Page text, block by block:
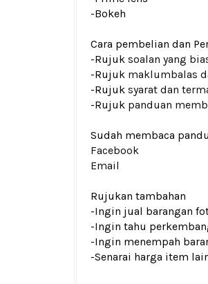
-Bokeh
Cara pembelian dan
-Rujuk soalan yang
-Rujuk maklumbalas
-Rujuk syarat dan
-Rujuk panduan
Sudah membaca
Facebook
Email
Rujukan tambahan
-Ingin jual barangan
-Ingin tahu
-Ingin menempah
-Senarai harga item